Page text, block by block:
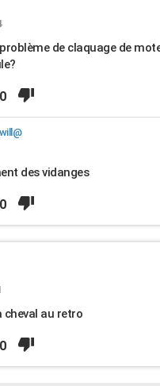
de claquage de
0
will@
des vidanges
0
au retro
0